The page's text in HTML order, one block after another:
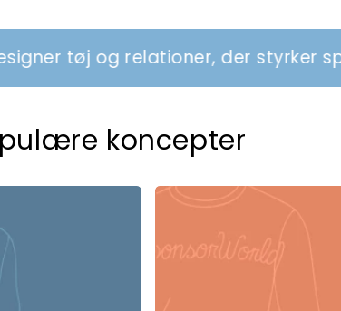
der styrker sport og erhverv
koncepter